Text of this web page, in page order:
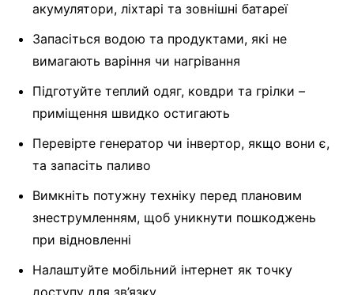
акумулятори, ліхтарі та зовнішні батареї
Запасіться водою та продуктами, які не
вимагають варіння чи нагрівання
Підготуйте теплий одяг, ковдри та грілки –
приміщення швидко остигають
Перевірте генератор чи інвертор, якщо вони є,
та запасіть паливо
Вимкніть потужну техніку перед плановим
знеструмленням, щоб уникнути пошкоджень
при відновленні
Налаштуйте мобільний інтернет як точку
доступу для зв’язку